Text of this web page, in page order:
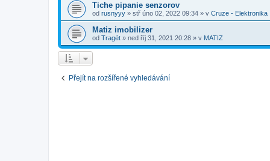
Tiche pipanie senzorov
od rusnyyy » stř úno 02, 2022 09:34 » v Cruze - Elektronika
Matiz imobilizer
od Tragét » ned říj 31, 2021 20:28 » v MATIZ
Přejít na rozšířené vyhledávání